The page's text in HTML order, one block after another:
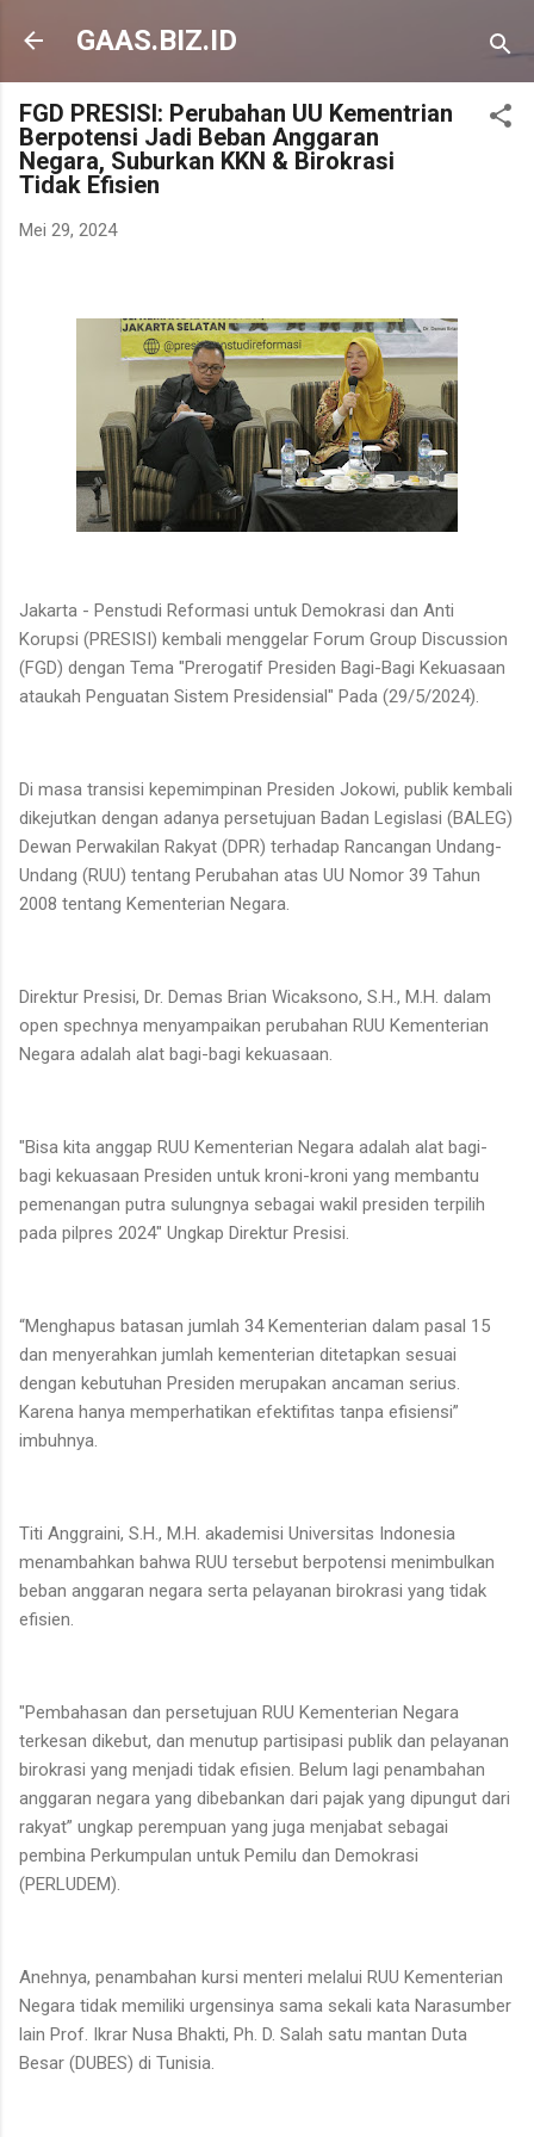
Langsung ke konten utama
GAAS.BIZ.ID
FGD PRESISI: Perubahan UU Kementrian
Berpotensi Jadi Beban Anggaran
Negara, Suburkan KKN & Birokrasi
Tidak Efisien
Mei 29, 2024
Jakarta - Penstudi Reformasi untuk Demokrasi dan Anti
Korupsi (PRESISI) kembali menggelar Forum Group Discussion
(FGD) dengan Tema "Prerogatif Presiden Bagi-Bagi Kekuasaan
ataukah Penguatan Sistem Presidensial" Pada (29/5/2024).
Di masa transisi kepemimpinan Presiden Jokowi, publik kembali
dikejutkan dengan adanya persetujuan Badan Legislasi (BALEG)
Dewan Perwakilan Rakyat (DPR) terhadap Rancangan Undang-
Undang (RUU) tentang Perubahan atas UU Nomor 39 Tahun
2008 tentang Kementerian Negara.
Direktur Presisi, Dr. Demas Brian Wicaksono, S.H., M.H. dalam
open spechnya menyampaikan perubahan RUU Kementerian
Negara adalah alat bagi-bagi kekuasaan.
"Bisa kita anggap RUU Kementerian Negara adalah alat bagi-
bagi kekuasaan Presiden untuk kroni-kroni yang membantu
pemenangan putra sulungnya sebagai wakil presiden terpilih
pada pilpres 2024" Ungkap Direktur Presisi.
“Menghapus batasan jumlah 34 Kementerian dalam pasal 15
dan menyerahkan jumlah kementerian ditetapkan sesuai
dengan kebutuhan Presiden merupakan ancaman serius.
Karena hanya memperhatikan efektifitas tanpa efisiensi”
imbuhnya.
Titi Anggraini, S.H., M.H. akademisi Universitas Indonesia
menambahkan bahwa RUU tersebut berpotensi menimbulkan
beban anggaran negara serta pelayanan birokrasi yang tidak
efisien.
"Pembahasan dan persetujuan RUU Kementerian Negara
terkesan dikebut, dan menutup partisipasi publik dan pelayanan
birokrasi yang menjadi tidak efisien. Belum lagi penambahan
anggaran negara yang dibebankan dari pajak yang dipungut dari
rakyat” ungkap perempuan yang juga menjabat sebagai
pembina Perkumpulan untuk Pemilu dan Demokrasi
(PERLUDEM).
Anehnya, penambahan kursi menteri melalui RUU Kementerian
Negara tidak memiliki urgensinya sama sekali kata Narasumber
lain Prof. Ikrar Nusa Bhakti, Ph. D. Salah satu mantan Duta
Besar (DUBES) di Tunisia.